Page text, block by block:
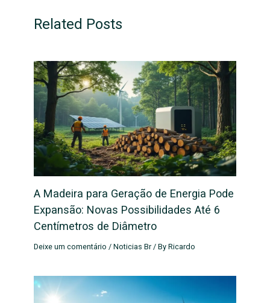
Related Posts
A Madeira para Geração de Energia Pode
Expansão: Novas Possibilidades Até 6
Centímetros de Diâmetro
Deixe um comentário /Noticias Br/ ByRicardo